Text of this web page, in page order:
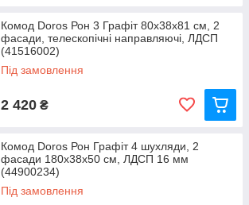
Комод Doros Рон 3 Графіт 80х38х81 см, 2
фасади, телескопічні направляючі, ЛДСП
(41516002)
Під замовлення
2 420 ₴
Комод Doros Рон Графіт 4 шухляди, 2
фасади 180х38х50 см, ЛДСП 16 мм
(44900234)
Під замовлення